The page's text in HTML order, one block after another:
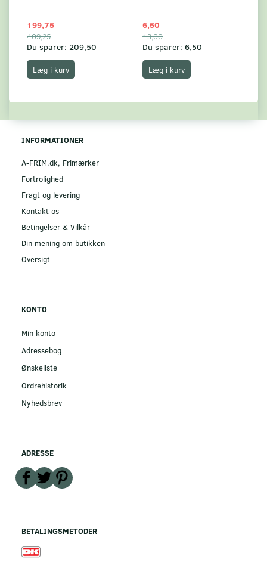
199,75
409,25
Du sparer: 209,50
Læg i kurv
6,50
13,00
Du sparer: 6,50
Læg i kurv
INFORMATIONER
A-FRIM.dk, Frimærker
Fortrolighed
Fragt og levering
Kontakt os
Betingelser & Vilkår
Din mening om butikken
Oversigt
KONTO
Min konto
Adressebog
Ønskeliste
Ordrehistorik
Nyhedsbrev
ADRESSE
BETALINGSMETODER